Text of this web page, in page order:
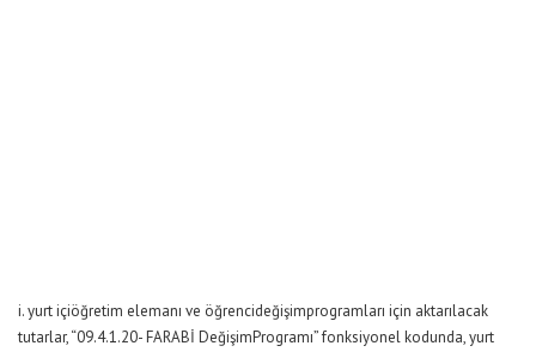
i. yurt içiöğretim elemanı ve öğrencideğişimprogramları için aktarılacak
tutarlar, “09.4.1.20- FARABİ DeğişimProgramı” fonksiyonel kodunda, yurt